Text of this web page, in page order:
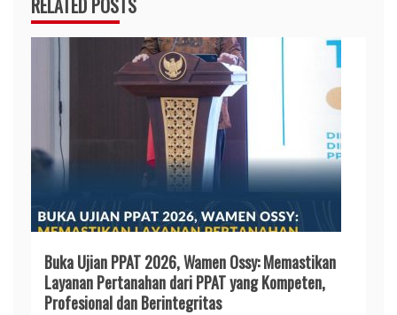
RELATED POSTS
Buka Ujian PPAT 2026, Wamen Ossy: Memastikan
Layanan Pertanahan dari PPAT yang Kompeten,
Profesional dan Berintegritas